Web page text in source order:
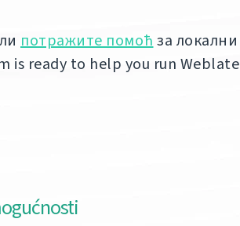
потражите помоћ за локални
is ready to help you run Weblate